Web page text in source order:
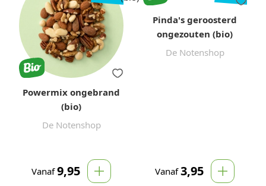
Powermix ongebrand
(bio)
De Notenshop
Vanaf 9,95
Pinda's geroosterd
ongezouten (bio)
De Notenshop
Vanaf 3,95